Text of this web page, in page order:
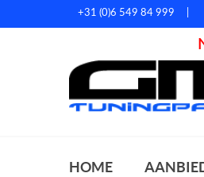
+31 (0)6 549 84 999
HOME